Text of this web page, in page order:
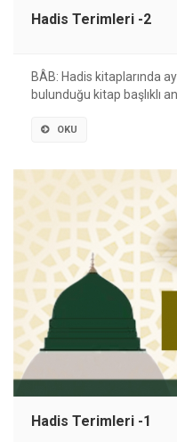
Hadis Terimleri -2
BÂB: Hadis kitaplarında
bulunduğu kitap başlıklı
OKU
Hadis Terimleri -1